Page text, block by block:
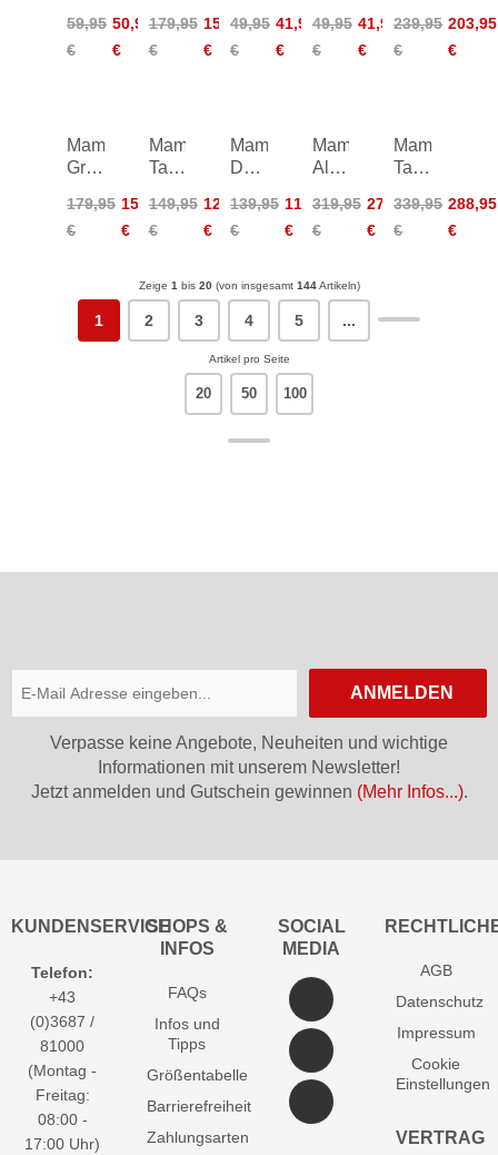
2.0
Harness
59,95
€
50,95
€
HS
Hooded
179,95
€
152,95
€
T-
Shirt
49,95
€
41,95
€
T-
Shirt
49,95
€
41,95
€
HS
Hooded
239,95
€
203,95
€
Mammut
Granite
Hooded
Jacket
179,95
€
152,95
€
Mammut
Taiss
Hooded
Jacket
149,95
€
126,95
€
Mammut
Ducan
Women
139,95
€
118,95
€
Mammut
Alto
HS
Hooded
319,95
€
271,95
€
Mammut
Taiss
HS
Hooded
339,95
€
288,95
€
Zeige 1bis 20(von insgesamt 144Artikeln)
1 2 3 4 5 ...
Artikel pro Seite
20 50 100
ANMELDEN
Verpasse keine Angebote, Neuheiten und wichtige
Informationen mit unserem Newsletter!
Jetzt anmelden und Gutschein gewinnen (Mehr Infos...).
KUNDENSERVICE
Telefon:
+43
(0)3687 /
81000
(Montag -
Freitag:
08:00 -
17:00 Uhr)
SHOPS &
INFOS
FAQs
Infos und
Tipps
Größentabelle
Barrierefreiheit
Zahlungsarten
SOCIAL
MEDIA
AGB
Datenschutz
Impressum
Cookie
Einstellungen
VERTRAG